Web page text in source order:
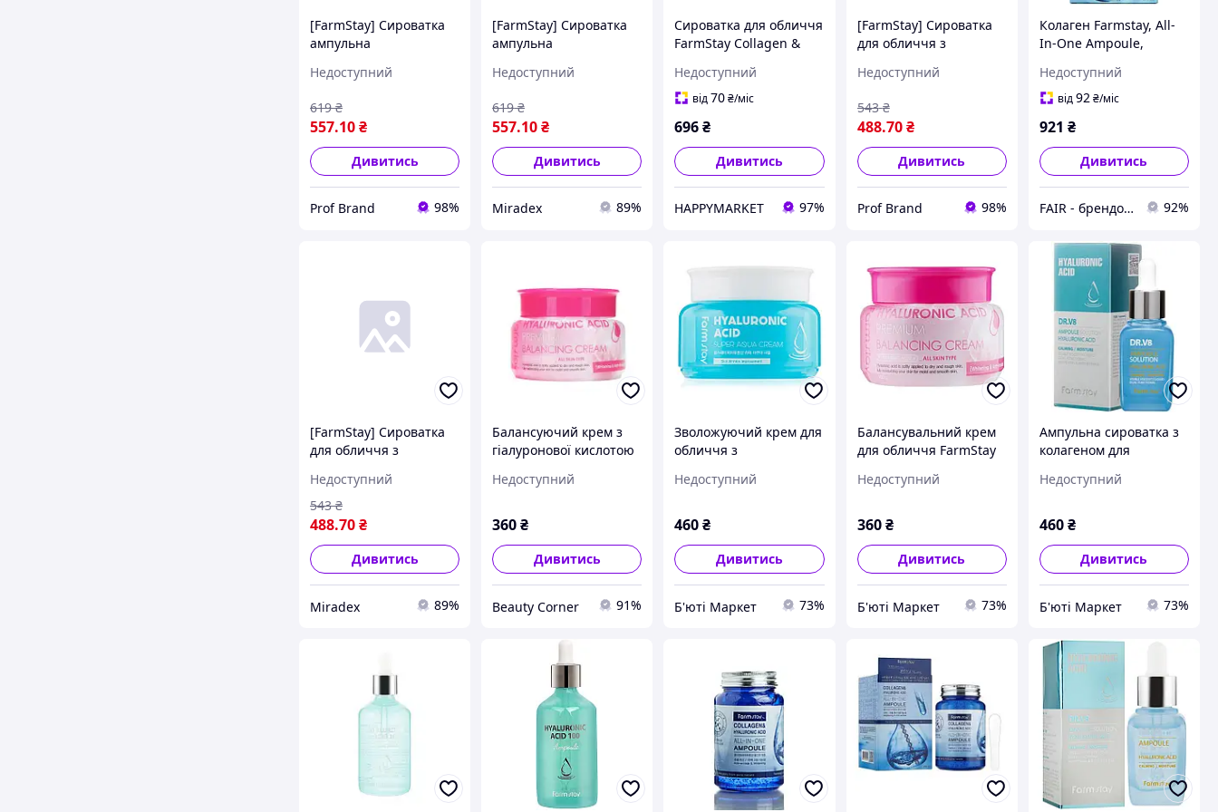
[FarmStay] Сироватка
ампульна
гіалуроновою кислотою
Ampoule, 100 мл
Недоступний
557.10₴
619 ₴
Дивитись
Prof Brand 98%
[FarmStay] Сироватка
ампульна
гіалуроновою кислотою
Ampoule, 100 мл
Недоступний
557.10₴
619 ₴
Дивитись
Miradex 89%
Сироватка для обличчя
FarmStay Collagen &
One Ampoule 250 мл
(8809469770002)
Недоступний
від70₴/міс
696₴
Дивитись
HAPPYMARKET 97%
[FarmStay] Сироватка
для обличчя з
гіалуроновою кислотою
Acid All-In-One
Ampoule, 250 мл
Недоступний
488.70 ₴
543 ₴
Дивитись
Prof Brand 98%
Колаген Farmstay, All-
In-One Ampoule,
Acid, 8.45 fl oz (250 ml),
оригінал. Доставка з
Недоступний
від92₴/міс
921 ₴
Дивитись
FAIR - брендові речі 92%
[FarmStay] Сироватка
для обличчя з
гіалуроновою кислотою
Collagen & Hyaluronic
Acid All-In-One
Ampoule, 250 мл
Недоступний
488.70₴
543 ₴
Дивитись
Miradex 89%
Балансуючий крем з
гіалуронової кислотою
Acid Premium Balancing
Недоступний
360₴
Дивитись
Beauty Corner 91%
Зволожуючий крем для
обличчя з
FarmStay Hyaluronic
100мл (8809809800970)
Недоступний
460₴
Дивитись
Б'юті Маркет 73%
Балансувальний крем
для обличчя FarmStay
Premium Balancing
кислотою, 100 г
Недоступний
360 ₴
Дивитись
Б'юті Маркет 73%
Ампульна сироватка з
колагеном для
обличчя FarmStay
Collagen, 30 мл
Недоступний
460₴
Дивитись
Б'юті Маркет 73%